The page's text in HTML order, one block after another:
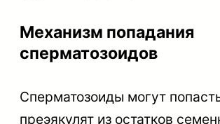
Механизм попадания
сперматозоидов
Сперматозоиды могут
преэякулят из остатков